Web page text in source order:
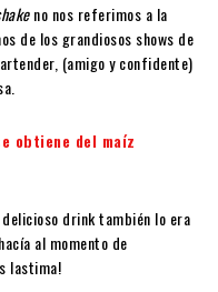
no nos referimos a la
de los grandiosos shows de
(amigo y confidente)
obtiene del maíz
drink también lo era
al momento de
lastima!